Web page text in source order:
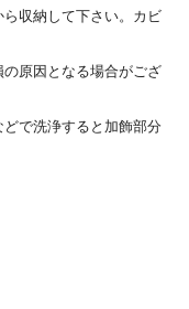
収納して下さい。カビ
原因となる場合がござ
で洗浄すると加飾部分